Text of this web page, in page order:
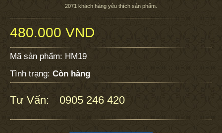
2071 khách hàng yêu thích sản phẩm.
480.000 VND
Mã sản phẩm: HM19
Tình trạng: Còn hàng
Tư Vấn: 0905 246 420